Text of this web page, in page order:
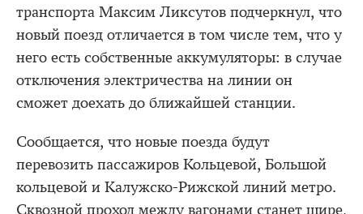
транспорта Максим Ликсутов подчеркнул, что
новый поезд отличается в том числе тем, что у
него есть собственные аккумуляторы: в случае
отключения электричества на линии он
сможет доехать до ближайшей станции.
Сообщается, что новые поезда будут
перевозить пассажиров Кольцевой, Большой
кольцевой и Калужско-Рижской линий метро.
Сквозной проход между вагонами станет шире,